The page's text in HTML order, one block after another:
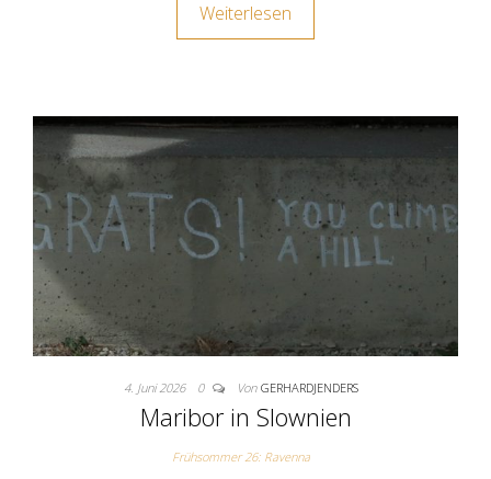
Weiterlesen
4. Juni 2026 0 Von GERHARDJENDERS
Maribor in Slownien
Frühsommer 26: Ravenna